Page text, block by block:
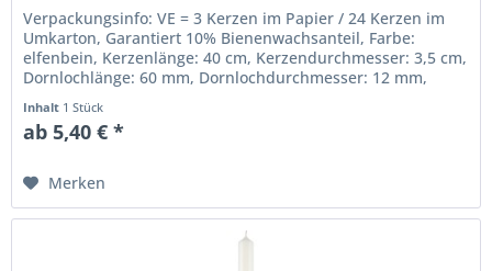
Verpackungsinfo: VE = 3 Kerzen im Papier / 24 Kerzen im
Umkarton, Garantiert 10% Bienenwachsanteil, Farbe:
elfenbein, Kerzenlänge: 40 cm, Kerzendurchmesser: 3,5 cm,
Dornlochlänge: 60 mm, Dornlochdurchmesser: 12 mm,
Inhalt 1 Stück
ab 5,40 € *
Merken